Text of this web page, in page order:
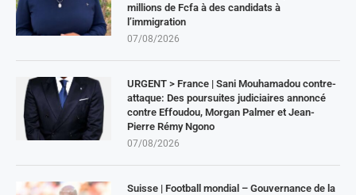
millions de Fcfa à des candidats à
l’immigration
07/08/2026
URGENT > France | Sani Mouhamadou contre-
attaque: Des poursuites judiciaires annoncé
contre Effoudou, Morgan Palmer et Jean-
Pierre Rémy Ngono
07/08/2026
Suisse | Football mondial – Gouvernance de la